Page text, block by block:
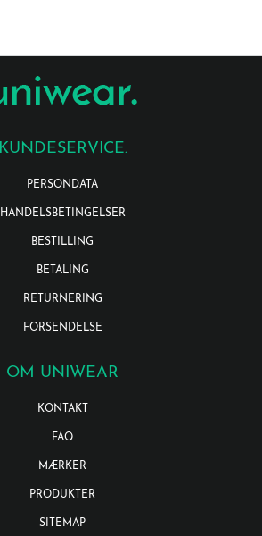
KUNDESERVICE.
PERSONDATA
HANDELSBETINGELSER
BESTILLING
BETALING
RETURNERING
FORSENDELSE
OM UNIWEAR
KONTAKT
FAQ
MÆRKER
PRODUKTER
SITEMAP